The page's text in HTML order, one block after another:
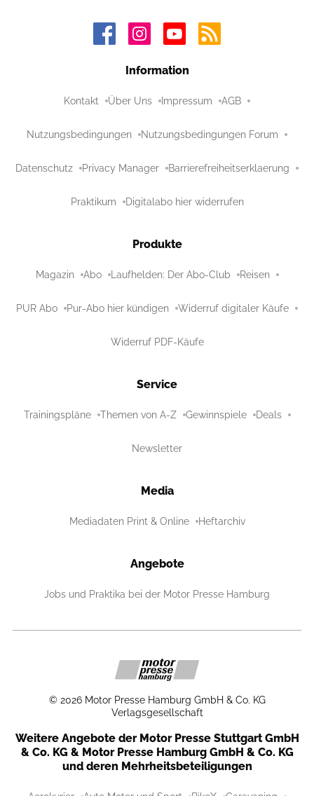
Information
Kontakt Über Uns Impressum AGB
Nutzungsbedingungen Nutzungsbedingungen Forum
Datenschutz Privacy Manager Barrierefreiheitserklaerung
Praktikum Digitalabo hier widerrufen
Produkte
Magazin Abo Laufhelden: Der Abo-Club Reisen
PUR Abo Pur-Abo hier kündigen Widerruf digitaler Käufe
Widerruf PDF-Käufe
Service
Trainingspläne Themen von A-Z Gewinnspiele Deals
Newsletter
Media
Mediadaten Print & Online Heftarchiv
Angebote
Jobs und Praktika bei der Motor Presse Hamburg
© 2026 Motor Presse Hamburg GmbH & Co. KG
Verlagsgesellschaft
Weitere Angebote der Motor Presse Stuttgart GmbH
& Co. KG & Motor Presse Hamburg GmbH & Co. KG
und deren Mehrheitsbeteiligungen